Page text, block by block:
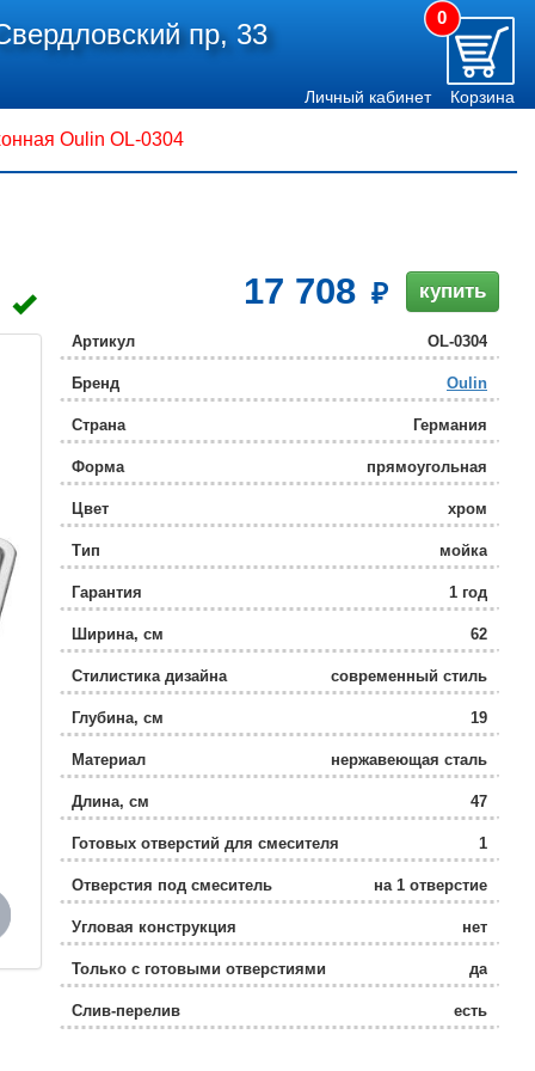
пр, 33
0
Личный кабинет Корзина
Oulin OL-0304
17 708 купить
Артикул OL-0304
Бренд Oulin
Страна Германия
Форма прямоугольная
Цвет хром
Тип мойка
Гарантия 1 год
Ширина, см 62
Стилистика дизайна современный стиль
Глубина, см 19
Материал нержавеющая сталь
Длина, см 47
Готовых отверстий для смесителя 1
Отверстия под смеситель на 1 отверстие
Угловая конструкция нет
Только с готовыми отверстиями да
Слив-перелив есть